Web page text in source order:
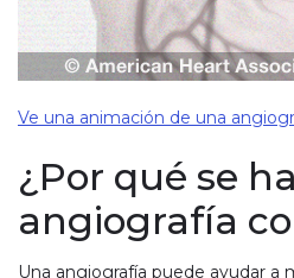
Ve una animación de una
¿Por qué se
angiografía
Una angiografía puede ayudar a